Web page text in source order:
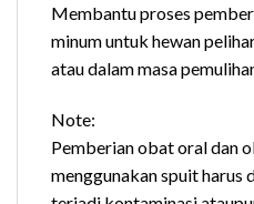
Membantu proses
minum untuk hewan
atau dalam masa
Note:
Pemberian obat oral dan
menggunakan spuit harus